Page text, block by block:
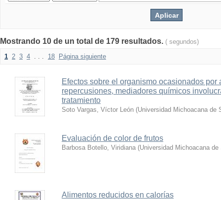
Mostrando 10 de un total de 179 resultados. ( segundos)
1 2 3 4 . . . 18 Página siguiente
Efectos sobre el organismo ocasionados por
repercusiones, mediadores químicos
tratamiento
Soto Vargas, Víctor León (Universidad Michoacana de
Evaluación de color de frutos
Barbosa Botello, Viridiana (Universidad Michoacana
Alimentos reducidos en calorías